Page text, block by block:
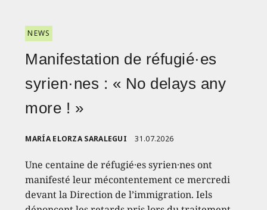
NEWS
Manifestation de réfugié·es
syrien·nes : « No delays any
more ! »
MARÍA ELORZA SARALEGUI 31.07.2026
Une centaine de réfugié·es syrien·nes ont
manifesté leur mécontentement ce mercredi
devant la Direction de l’immigration. Iels